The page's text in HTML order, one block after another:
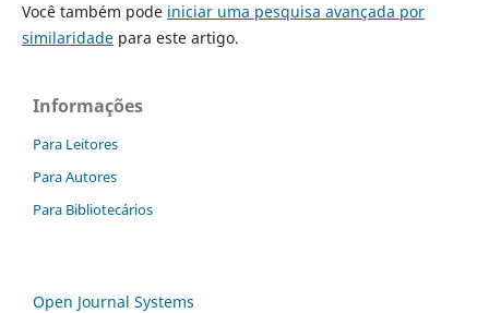
Você também pode iniciar uma pesquisa avançada por
similaridadepara este artigo.
Informações
Para Leitores
Para Autores
Para Bibliotecários
Open Journal Systems